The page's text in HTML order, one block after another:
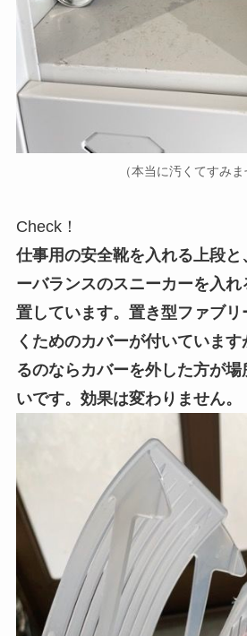
（本当に汚くてすみま
Check！
仕事用の安全靴を入れる上段と
ーバランスのスニーカーを入
置しています。置き型ファブ
くためのカバーが付いていま
るのならカバーを外した方が
いです。効果は変わりません。